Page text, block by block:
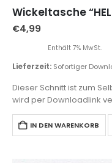
Wickeltasche
€4,99
Enthält 7% MwSt.
Lieferzeit: Sofortiger
Dieser Schnitt ist zum
wird per Downloadlink
Versandkosten an.
IN DEN WARENKORB